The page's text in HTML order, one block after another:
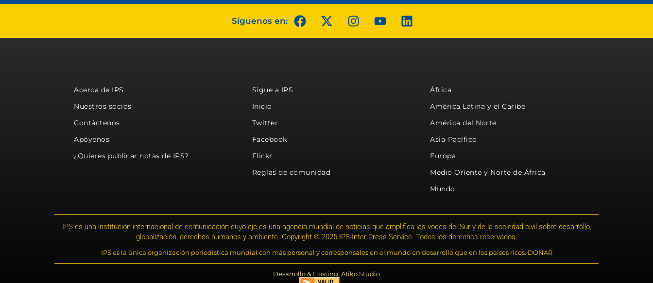
Síguenos en:
Acerca de IPS
Nuestros socios
Contáctenos
Apóyenos
¿Quieres publicar notas de IPS?
Sigue a IPS
Inicio
Twitter
Facebook
Flickr
Reglas de comunidad
África
América Latina y el Caribe
América del Norte
Asia-Pacífico
Europa
Medio Oriente y Norte de África
Mundo
IPS es una institución internacional de comunicación cuyo eje es una agencia mundial de noticias que amplifica las voces del Sur y de la sociedad civil sobre desarrollo,
globalización, derechos humanos y ambiente. Copyright © 2025 IPS-Inter Press Service. Todos los derechos reservados.
IPS es la única organización periodística mundial con más personal y corresponsales en el mundo en desarrollo que en los países ricos. DONAR
Desarrollo & Hosting: Atiko.Studio